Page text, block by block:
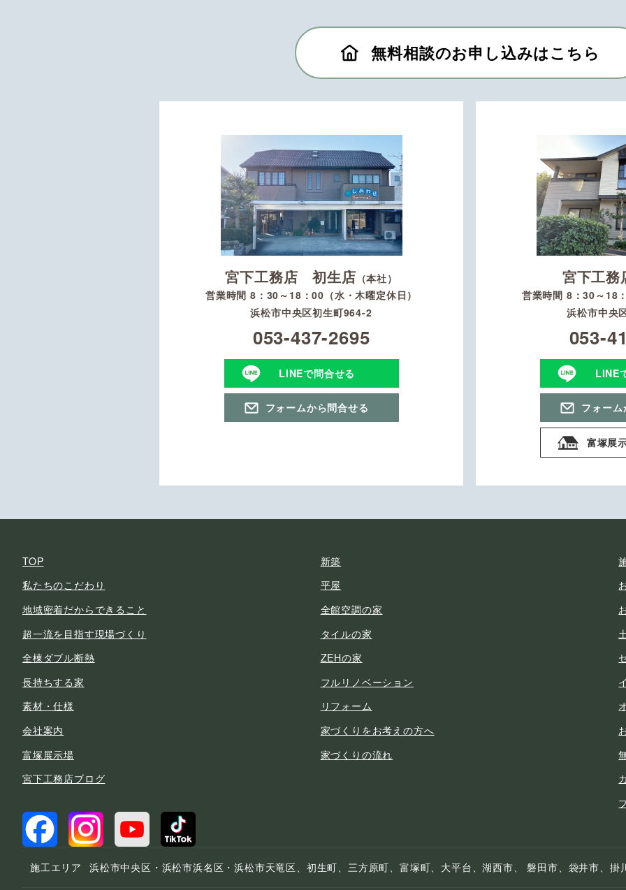
無料相談のお申し込みはこちら
宮下工務店 初生店 （本社）
営業時間 8：30～18：00（水・木曜定休日）
浜松市中央区初生町964-2
053-437-2695
LINEで問合せる
フォームから問合せる
宮下工
営業時間 8：30～18
浜松市中央
053-
LINE
フォー
富塚展
TOP
私たちのこだわり
地域密着だからできること
超一流を目指す現場づくり
全棟ダブル断熱
長持ちする家
素材・仕様
会社案内
富塚展示場
宮下工務店ブログ
新築
平屋
全館空調の家
タイルの家
ZEHの家
フルリノベーション
リフォーム
家づくりをお考えの方へ
家づくりの流れ
施工エリア 浜松市中央区・浜松市浜名区・浜松市天竜区、初生町、三方原町、富塚町、大平台、湖西市、 磐田市、袋井市、掛